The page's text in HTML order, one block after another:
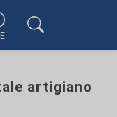
artigiano